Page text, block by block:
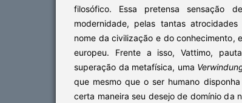
filosófico. Essa pretensa sensação
modernidade, pelas tantas
nome da civilização e do conhecimento,
europeu. Frente a isso, Vattimo,
superação da metafísica, uma
que mesmo que o ser humano
certa maneira seu desejo de domínio da